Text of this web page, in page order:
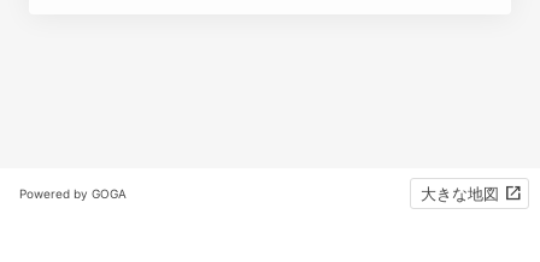
Powered by GOGA 大きな地図